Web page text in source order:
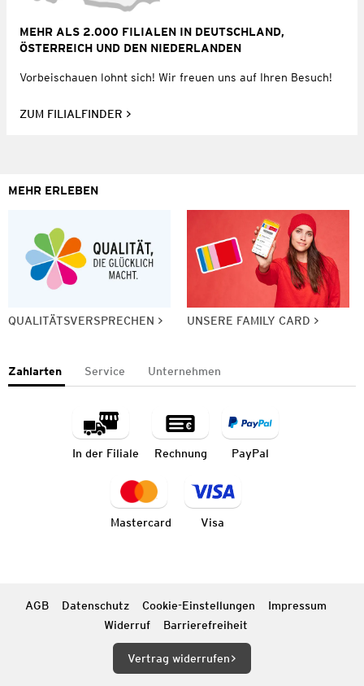
MEHR ALS 2.000 FILIALEN IN DEUTSCHLAND,
ÖSTERREICH UND DEN NIEDERLANDEN
Vorbeischauen lohnt sich! Wir freuen uns auf Ihren Besuch!
ZUM FILIALFINDER
MEHR ERLEBEN
QUALITÄTSVERSPRECHEN UNSERE FAMILY CARD
Zahlarten Service Unternehmen
In der Filiale Rechnung PayPal
Mastercard Visa
AGB Datenschutz Cookie-Einstellungen
Impressum
Widerruf
Barrierefreiheit
Vertrag widerrufen